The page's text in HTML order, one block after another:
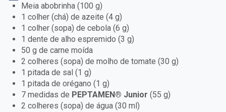
Meia abobrinha (100 g)
1 colher (chá) de azeite (4 g)
1 colher (sopa) de cebola (6 g)
1 dente de alho espremido (3 g)
50 g de carne moída
2 colheres (sopa) de molho de tomate (30 g)
1 pitada de sal (1 g)
1 pitada de orégano (1 g)
7 medidas de PEPTAMEN® Junior (55 g)
2 colheres (sopa) de água (30 ml)